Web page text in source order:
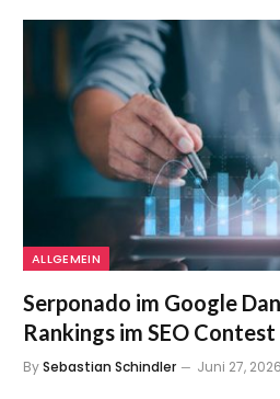
ALLGEMEIN
Serponado im Google
Rankings im SEO
BySebastian Schindler Juni 27, 2026